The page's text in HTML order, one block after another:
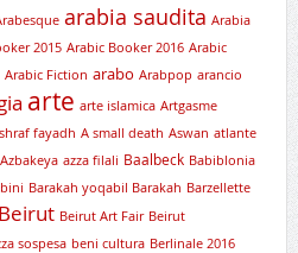
arabia saudita Arabia
2015 Arabic Booker 2016 Arabic
Arabic Fiction arabo Arabpop arancio
arte arte islamica Artgasme
fayadh A small death Aswan atlante
Azbakeya azza filali Baalbeck Babiblonia
Barakah yoqabil Barakah Barzellette
Beirut Beirut Art Fair Beirut
sospesa beni cultura Berlinale 2016